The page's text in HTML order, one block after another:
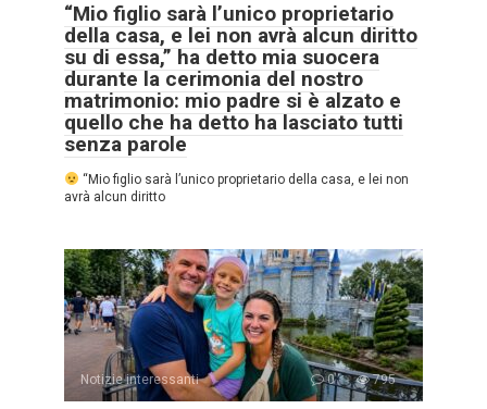
“Mio figlio sarà l’unico proprietario
della casa, e lei non avrà alcun diritto
su di essa,” ha detto mia suocera
durante la cerimonia del nostro
matrimonio: mio padre si è alzato e
quello che ha detto ha lasciato tutti
senza parole
“Mio figlio sarà l’unico proprietario della casa, e lei non
avrà alcun diritto
Notizie interessanti 0 795